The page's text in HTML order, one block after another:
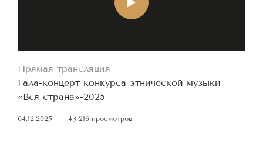
Прямая трансляция
Гала-концерт конкурса этнической музыки
«Вся страна»-2025
04.12.2025 43 216 просмотров